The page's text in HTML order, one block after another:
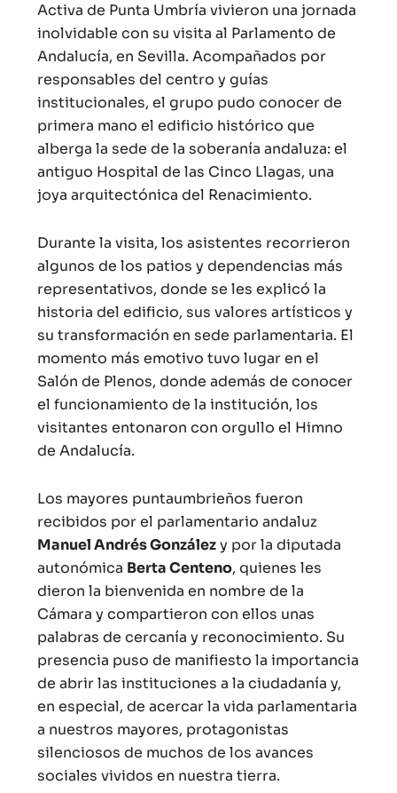
Activa de Punta Umbría vivieron una jornada
inolvidable con su visita al Parlamento de
Andalucía, en Sevilla. Acompañados por
responsables del centro y guías
institucionales, el grupo pudo conocer de
primera mano el edificio histórico que
alberga la sede de la soberanía andaluza: el
antiguo Hospital de las Cinco Llagas, una
joya arquitectónica del Renacimiento.
Durante la visita, los asistentes recorrieron
algunos de los patios y dependencias más
representativos, donde se les explicó la
historia del edificio, sus valores artísticos y
su transformación en sede parlamentaria. El
momento más emotivo tuvo lugar en el
Salón de Plenos, donde además de conocer
el funcionamiento de la institución, los
visitantes entonaron con orgullo el Himno
de Andalucía.
Los mayores puntaumbrieños fueron
recibidos por el parlamentario andaluz
Manuel Andrés Gonzálezy por la diputada
autonómica Berta Centeno, quienes les
dieron la bienvenida en nombre de la
Cámara y compartieron con ellos unas
palabras de cercanía y reconocimiento. Su
presencia puso de manifiesto la importancia
de abrir las instituciones a la ciudadanía y,
en especial, de acercar la vida parlamentaria
a nuestros mayores, protagonistas
silenciosos de muchos de los avances
sociales vividos en nuestra tierra.